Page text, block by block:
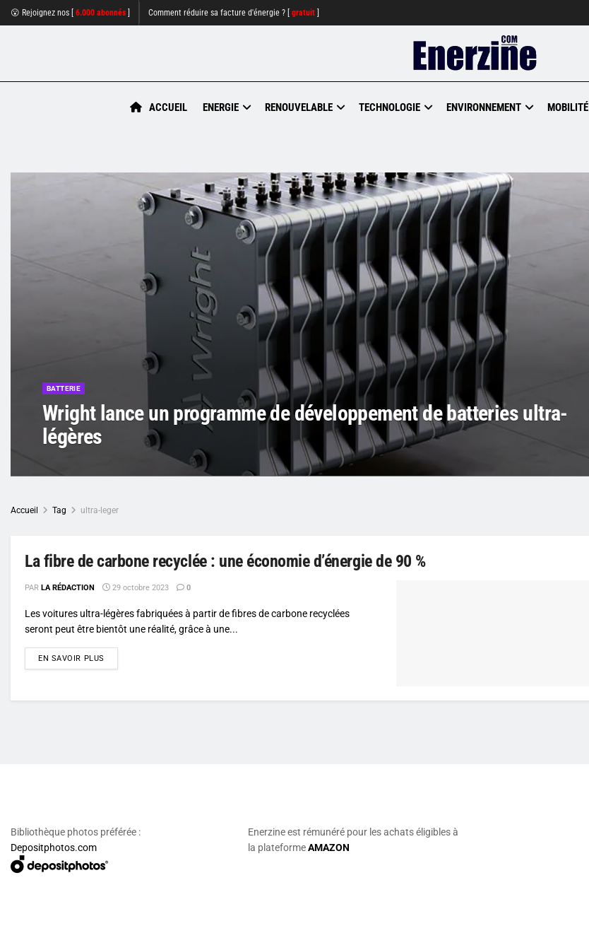
😮 Rejoignez nos [ 6.000 abonnés Comment réduire sa facture d'énergie ? [ gratuit
ACCUEIL ENERGIE RENOUVELABLE TECHNOLOGIE ENVIRONNEMENT MOBILITÉ
BATTERIE
Wright lance un programme de développement de batteries ultra-
légères
Accueil Tag ultra-leger
La fibre de carbone recyclée : une économie d’énergie de 90 %
PAR LA RÉDACTION 29 octobre 2023 0
Les voitures ultra-légères fabriquées à partir de fibres de carbone recyclées
seront peut être bientôt une réalité, grâce à une...
EN SAVOIR PLUS
Bibliothèque photos préférée :
Depositphotos.com
Enerzine est rémunéré pour les achats éligibles à
la plateformeAMAZON